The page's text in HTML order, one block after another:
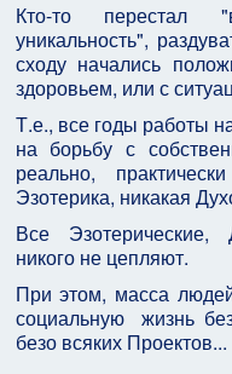
Кто-то перестал
уникальность",
сходу начались
здоровьем, или с
Т.е., все годы работы
на борьбу с
реально,
Эзотерика, никакая
Все Эзотерические,
никого не цепляют.
При этом, масса
социальную жизнь
безо всяких Проектов...